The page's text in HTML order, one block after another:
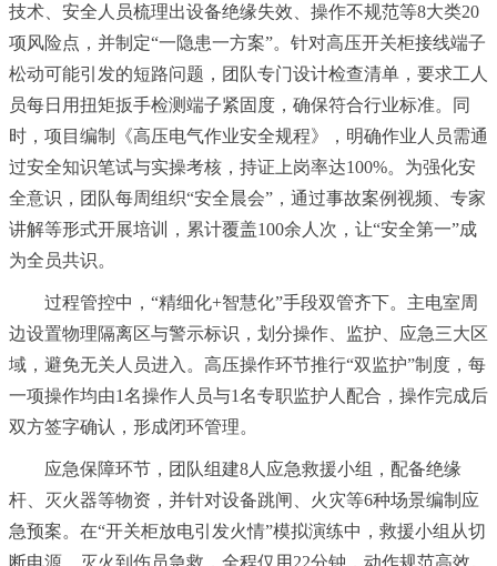
技术、安全人员梳理出设备绝缘失效、操作不规范等8大类20
项风险点，并制定“一隐患一方案”。针对高压开关柜接线端子
松动可能引发的短路问题，团队专门设计检查清单，要求工人
员每日用扭矩扳手检测端子紧固度，确保符合行业标准。同
时，项目编制《高压电气作业安全规程》，明确作业人员需通
过安全知识笔试与实操考核，持证上岗率达100%。为强化安
全意识，团队每周组织“安全晨会”，通过事故案例视频、专家
讲解等形式开展培训，累计覆盖100余人次，让“安全第一”成
为全员共识。
过程管控中，“精细化+智慧化”手段双管齐下。主电室周
边设置物理隔离区与警示标识，划分操作、监护、应急三大区
域，避免无关人员进入。高压操作环节推行“双监护”制度，每
一项操作均由1名操作人员与1名专职监护人配合，操作完成后
双方签字确认，形成闭环管理。
应急保障环节，团队组建8人应急救援小组，配备绝缘
杆、灭火器等物资，并针对设备跳闸、火灾等6种场景编制应
急预案。在“开关柜放电引发火情”模拟演练中，救援小组从切
断电源、灭火到伤员急救，全程仅用22分钟，动作规范高效。